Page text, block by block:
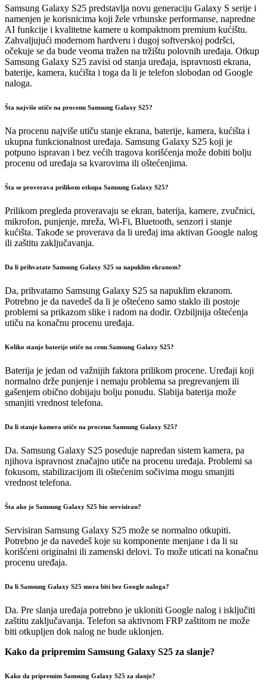
Samsung Galaxy S25 predstavlja novu generaciju Galaxy S serije i
namenjen je korisnicima koji žele vrhunske performanse, napredne
AI funkcije i kvalitetne kamere u kompaktnom premium kućištu.
Zahvaljujući modernom hardveru i dugoj softverskoj podršci,
očekuje se da bude veoma tražen na tržištu polovnih uređaja. Otkup
Samsung Galaxy S25 zavisi od stanja uređaja, ispravnosti ekrana,
baterije, kamera, kućišta i toga da li je telefon slobodan od Google
naloga.
Šta najviše utiče na procenu Samsung Galaxy S25?
Na procenu najviše utiču stanje ekrana, baterije, kamera, kućišta i
ukupna funkcionalnost uređaja. Samsung Galaxy S25 koji je
potpuno ispravan i bez većih tragova korišćenja može dobiti bolju
procenu od uređaja sa kvarovima ili oštećenjima.
Šta se proverava prilikom otkupa Samsung Galaxy S25?
Prilikom pregleda proveravaju se ekran, baterija, kamere, zvučnici,
mikrofon, punjenje, mreža, Wi-Fi, Bluetooth, senzori i stanje
kućišta. Takođe se proverava da li uređaj ima aktivan Google nalog
ili zaštitu zaključavanja.
Da li prihvatate Samsung Galaxy S25 sa napuklim ekranom?
Da, prihvatamo Samsung Galaxy S25 sa napuklim ekranom.
Potrebno je da navedeš da li je oštećeno samo staklo ili postoje
problemi sa prikazom slike i radom na dodir. Ozbiljnija oštećenja
utiču na konačnu procenu uređaja.
Koliko stanje baterije utiče na cenu Samsung Galaxy S25?
Baterija je jedan od važnijih faktora prilikom procene. Uređaji koji
normalno drže punjenje i nemaju problema sa pregrevanjem ili
gašenjem obično dobijaju bolju ponudu. Slabija baterija može
smanjiti vrednost telefona.
Da li stanje kamera utiče na procenu Samsung Galaxy S25?
Da. Samsung Galaxy S25 poseduje napredan sistem kamera, pa
njihova ispravnost značajno utiče na procenu uređaja. Problemi sa
fokusom, stabilizacijom ili oštećenim sočivima mogu smanjiti
vrednost telefona.
Šta ako je Samsung Galaxy S25 bio servisiran?
Servisiran Samsung Galaxy S25 može se normalno otkupiti.
Potrebno je da navedeš koje su komponente menjane i da li su
korišćeni originalni ili zamenski delovi. To može uticati na konačnu
procenu uređaja.
Da li Samsung Galaxy S25 mora biti bez Google naloga?
Da. Pre slanja uređaja potrebno je ukloniti Google nalog i isključiti
zaštitu zaključavanja. Telefon sa aktivnom FRP zaštitom ne može
biti otkupljen dok nalog ne bude uklonjen.
Kako da pripremim Samsung Galaxy S25 za slanje?
Kako da pripremim Samsung Galaxy S25 za slanje?